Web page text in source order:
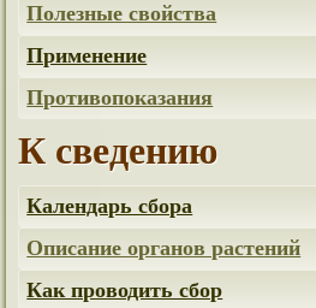
Полезные свойства
Применение
Противопоказания
К сведению
Календарь сбора
Описание органов растений
Как проводить сбор